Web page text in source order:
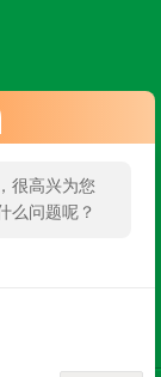
很高兴为您
么问题呢？
更多信息：